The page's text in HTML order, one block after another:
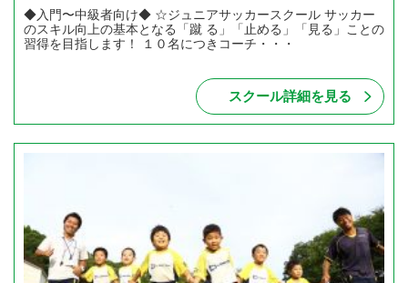
◆入門〜中級者向け◆ ☆ジュニアサッカースクール サッカー
のスキル向上の基本となる「蹴 る」「止める」「見る」ことの
習得を目指します！ １０名につきコーチ・・・
スクール詳細を見る